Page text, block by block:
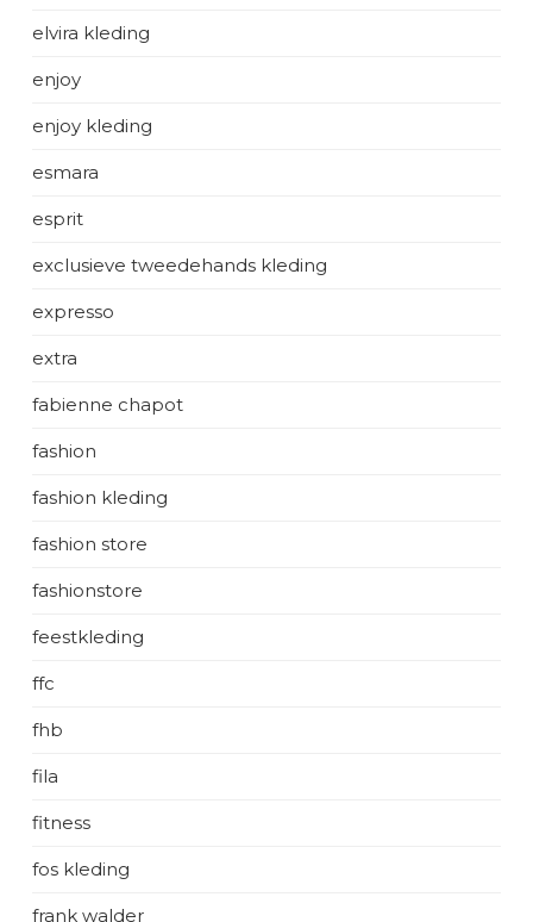
elvira kleding
enjoy
enjoy kleding
esmara
esprit
exclusieve tweedehands kleding
expresso
extra
fabienne chapot
fashion
fashion kleding
fashion store
fashionstore
feestkleding
ffc
fhb
fila
fitness
fos kleding
frank walder